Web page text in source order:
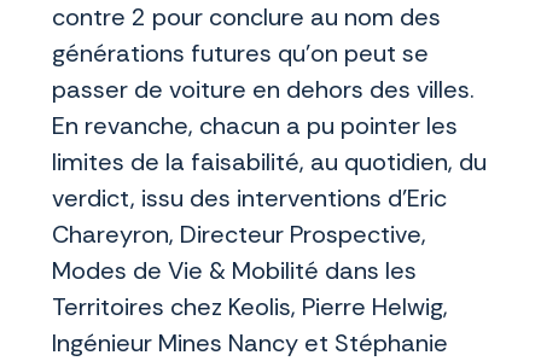
contre 2 pour conclure au nom des
générations futures qu'on peut se
passer de voiture en dehors des villes.
En revanche, chacun a pu pointer les
limites de la faisabilité, au quotidien, du
verdict, issu des interventions d’Eric
Chareyron, Directeur Prospective,
Modes de Vie & Mobilité dans les
Territoires chez Keolis, Pierre Helwig,
Ingénieur Mines Nancy et Stéphanie